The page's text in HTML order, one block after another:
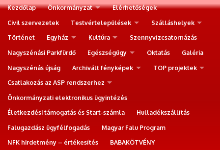
Kezdőlap Önkormányzat
Elérhetőségek
Civil szervezetek
Testvértelepülések
Szálláshelyek
Történet
Egyház Kultúra
Szennyvízcsatornázás
Nagyszénási Parkfürdő
Egészségügy Oktatás
Galéria
Nagyszénás újság
Archivált fényképek
TOP projektek
Csatlakozás az ASP rendszerhez
Önkormányzati elektronikus ügyintézés
Életkezdési támogatás és Start-számla
Hulladékszállítás
Falugazdász ügyfélfogadás
Magyar Falu Program
NFK hirdetmény – értékesítés
BABAKÖTVÉNY